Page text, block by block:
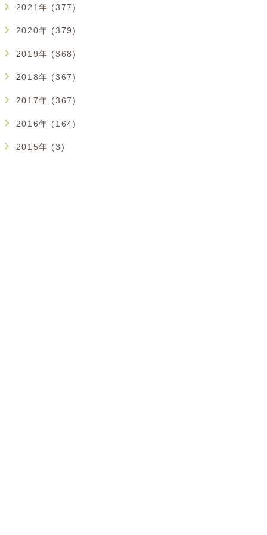
2021年 (377)
2020年 (379)
2019年 (368)
2018年 (367)
2017年 (367)
2016年 (164)
2015年 (3)